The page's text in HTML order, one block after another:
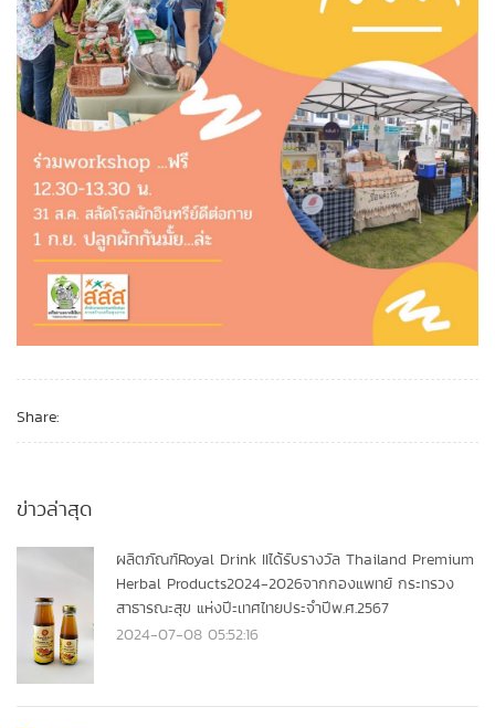
Share:
ข่าวล่าสุด
ผลิตภัณฑ์Royal Drink IIได้รับรางวัล Thailand Premium
Herbal Products2024-2026จากกองแพทย์ กระทรวง
สาธารณะสุข แห่งปีะเทศไทยประจำปีพ.ศ.2567
2024-07-08 05:52:16